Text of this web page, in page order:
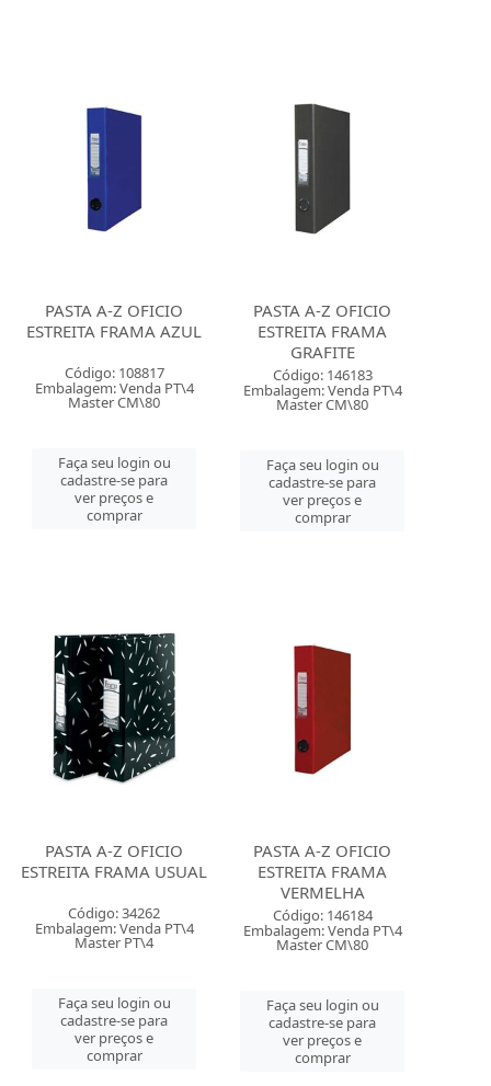
PASTA A-Z OFICIO
ESTREITA FRAMA AZUL
Código: 108817
Embalagem: Venda PT\4
Master CM\80
Faça seu login ou
cadastre-se para
ver preços e
comprar
PASTA A-Z OFICIO
ESTREITA FRAMA
GRAFITE
Código: 146183
Embalagem: Venda PT\4
Master CM\80
Faça seu login ou
cadastre-se para
ver preços e
comprar
PASTA A-Z OFICIO
ESTREITA FRAMA USUAL
Código: 34262
Embalagem: Venda PT\4
Master PT\4
Faça seu login ou
cadastre-se para
ver preços e
comprar
PASTA A-Z OFICIO
ESTREITA FRAMA
VERMELHA
Código: 146184
Embalagem: Venda PT\4
Master CM\80
Faça seu login ou
cadastre-se para
ver preços e
comprar